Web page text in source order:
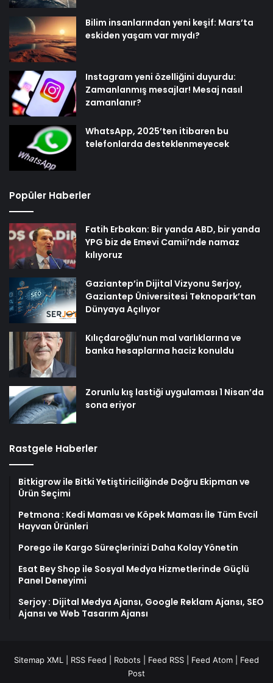
Bilim insanlarından yeni keşif: Mars’ta
eskiden yaşam var mıydı?
Instagram yeni özelliğini duyurdu:
Zamanlanmış mesajlar! Mesaj nasıl
zamanlanır?
WhatsApp, 2025’ten itibaren bu
telefonlarda desteklenmeyecek
Popüler Haberler
Fatih Erbakan: Bir yanda ABD, bir yanda
YPG biz de Emevi Camii’nde namaz
kılıyoruz
Gaziantep’in Dijital Vizyonu Serjoy,
Gaziantep Üniversitesi Teknopark’tan
Dünyaya Açılıyor
Kılıçdaroğlu’nun mal varlıklarına ve
banka hesaplarına haciz konuldu
Zorunlu kış lastiği uygulaması 1 Nisan’da
sona eriyor
Rastgele Haberler
Bitkigrow ile Bitki Yetiştiriciliğinde Doğru Ekipman ve
Ürün Seçimi
Petmona : Kedi Maması ve Köpek Maması İle Tüm Evcil
Hayvan Ürünleri
Porego ile Kargo Süreçlerinizi Daha Kolay Yönetin
Esat Bey Shop ile Sosyal Medya Hizmetlerinde Güçlü
Panel Deneyimi
Serjoy : Dijital Medya Ajansı, Google Reklam Ajansı, SEO
Ajansı ve Web Tasarım Ajansı
Sitemap XML RSS Feed Robots Feed RSS Feed Atom
Feed
Post